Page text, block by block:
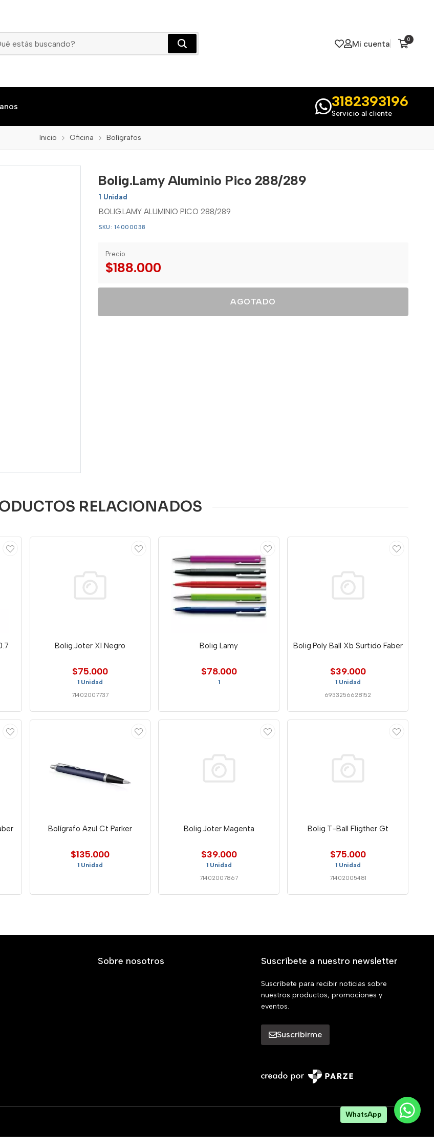
Mi cuenta 0
3182393196
Servicio al cliente
Inicio Oficina Bolígrafos
Bolig.Lamy Aluminio Pico 288/289
1 Unidad
BOLIG.LAMY ALUMINIO PICO 288/289
SKU: 14000038
Precio
$188.000
AGOTADO
RELACIONADOS
Bolig.Joter Xl Negro
$75.000
1 Unidad
71402007737
Bolig Lamy
$78.000
1
Bolig.Poly Ball Xb Surtido Faber
$39.000
1 Unidad
6933256628152
Bolígrafo Azul Ct Parker
$135.000
1 Unidad
Bolig.Joter Magenta
$39.000
1 Unidad
71402007867
Bolig.T-Ball Fligther Gt
$75.000
1 Unidad
71402005481
Sobre nosotros Suscríbete a nuestro newsletter
Suscríbete para recibir noticias sobre
nuestros productos, promociones y
eventos.
Suscribirme
WhatsApp